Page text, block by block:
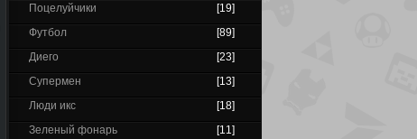
Поцелуйчики
[19]
Футбол
[89]
Диего
[23]
Супермен
[13]
Люди икс
[18]
Зеленый фонарь
[11]